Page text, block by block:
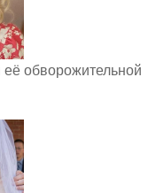
обворожительной